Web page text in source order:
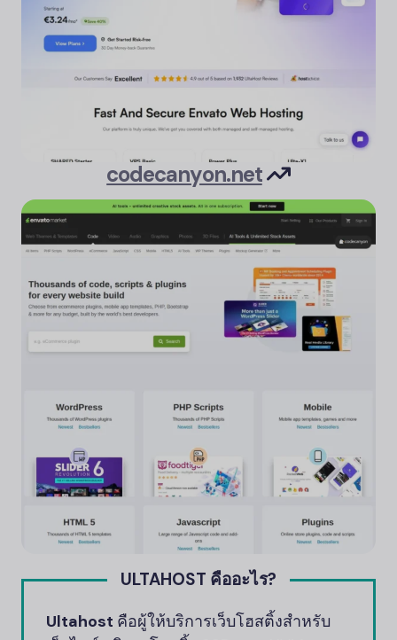
codecanyon.net
ULTAHOST คืออะไร?
Ultahost คือผู้ให้บริการเว็บโฮสติ้งสำหรับ